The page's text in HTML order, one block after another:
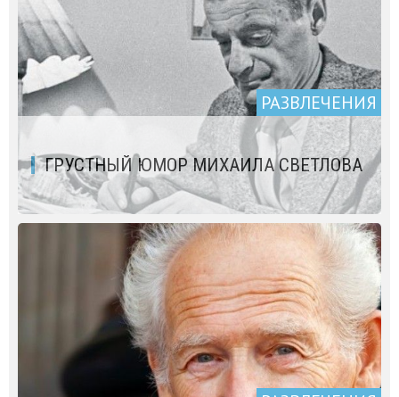
РАЗВЛЕЧЕНИЯ
ГРУСТНЫЙ ЮМОР МИХАИЛА СВЕТЛОВА